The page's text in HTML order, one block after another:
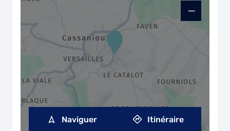
−
Naviguer Itinéraire